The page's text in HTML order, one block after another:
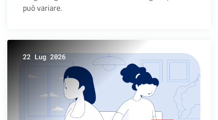
può variare.
22 Lug 2026